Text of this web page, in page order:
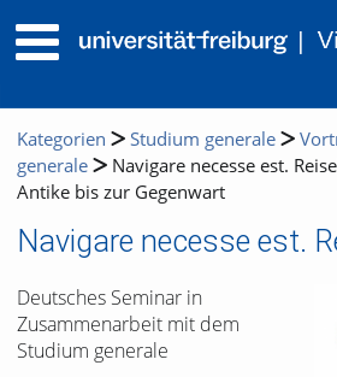
Kategorien Studium generale
generale
Navigare necesse est.
Antike bis zur Gegenwart
Deutsches Seminar in
Zusammenarbeit mit dem
Studium generale